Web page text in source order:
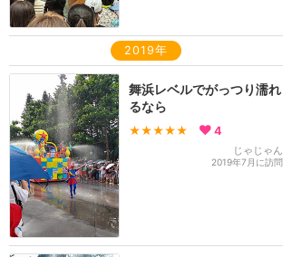
2019年
舞浜レベルでがっつり濡れ
るなら
★★★★★ 4
じゃじゃん
2019年7月に訪問